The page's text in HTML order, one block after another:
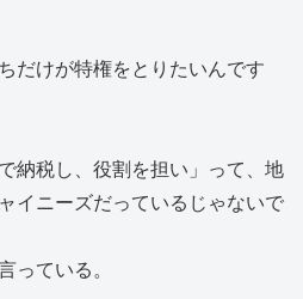
だけが特権をとりたいんです
納税し、役割を担い」って、地
イニーズだっているじゃないで
っている。